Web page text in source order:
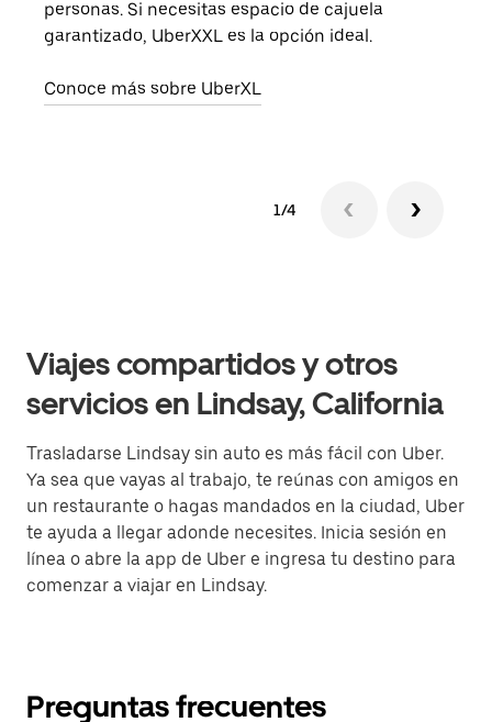
personas. Si necesitas espacio de cajuela
garantizado, UberXXL es la opción ideal.
Conoce más sobre UberXL
1/4
Viajes compartidos y otros
servicios en Lindsay, California
Trasladarse Lindsay sin auto es más fácil con Uber.
Ya sea que vayas al trabajo, te reúnas con amigos en
un restaurante o hagas mandados en la ciudad, Uber
te ayuda a llegar adonde necesites. Inicia sesión en
línea o abre la app de Uber e ingresa tu destino para
comenzar a viajar en Lindsay.
Preguntas frecuentes